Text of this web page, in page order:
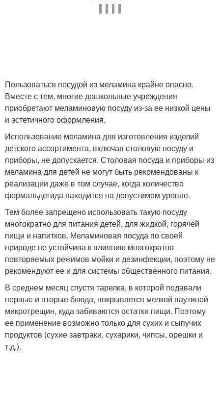
Пользоваться посудой из меламина крайне опасно.
Вместе с тем, многие дошкольные учреждения
приобретают меламиновую посуду из-за ее низкой цены
и эстетичного оформления.
Использование меламина для изготовления изделий
детского ассортимента, включая столовую посуду и
приборы, не допускается. Столовая посуда и приборы из
меламина для детей не могут быть рекомендованы к
реализации даже в том случае, когда количество
формальдегида находится на допустимом уровне.
Тем более запрещено использовать такую посуду
многократно для питания детей, для жидкой, горячей
пищи и напитков. Меламиновая посуда по своей
природе не устойчива к влиянию многократно
повторяемых режимов мойки и дезинфекции, поэтому не
рекомендуют ее и для системы общественного питания.
В среднем месяц спустя тарелка, в которой подавали
первые и вторые блюда, покрывается мелкой паутиной
микротрещин, куда забиваются остатки пищи. Поэтому
ее применение возможно только для сухих и сыпучих
продуктов (сухие завтраки, сухарики, чипсы, орешки и
т.д.).